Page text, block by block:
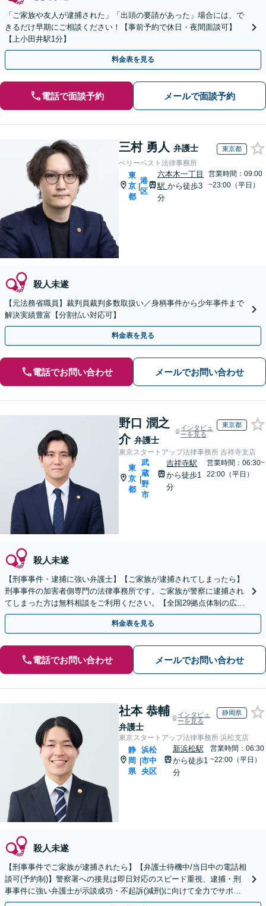
「ご家族や友人が逮捕された」「出頭の要請があった」場合には、で
きるだけ早期にご相談ください！【事前予約で休日・夜間面談可】
【上小田井駅1分】
料金表を見る
電話で面談予約 メールで面談予約
三村 勇人 弁護士 東京都
ベリーベスト法律事務所
東
京
都
|
港
区
六本木一丁目
駅 から徒歩3
分
営業時間：09:00
~23:00（平日）
殺人未遂
【元法務省職員】裁判員裁判多数取扱い／身柄事件から少年事件まで
解決実績豊富【分割払い対応可】
料金表を見る
電話でお問い合わせ メールでお問い合わせ
野口 潤之
介 弁護士
インタビュ
ーを見る
東京都
東京スタートアップ法律事務所 吉祥寺支店
東
京
都
|
武
蔵
野
市
吉祥寺駅
から徒歩1
分
営業時間：06:30~
22:00（平日）
殺人未遂
【刑事事件・逮捕に強い弁護士】【ご家族が逮捕されてしまったら】
刑事事件の加害者側専門の法律事務所です。ご家族が警察に逮捕され
てしまった方は無料相談をご利用ください。【全国29拠点体制の広域
対応】【弁護士待機中/当日中の電話相談可(予約制)】
料金表を見る
電話でお問い合わせ メールでお問い合わせ
社本 恭輔
弁護士
インタビュ
ーを見る
静岡県
東京スタートアップ法律事務所 浜松支店
静
岡
県
|
浜松
市中
央区
新浜松駅
から徒歩1
分
営業時間：06:30
~22:00（平日）
殺人未遂
【刑事事件でご家族が逮捕されたら】【弁護士待機中/当日中の電話相
談可(予約制)】警察署への接見は即日対応のスピード重視、逮捕・刑
事事件に強い弁護士が示談成功・不起訴(減刑)に向けて全力でサポー
トします。【加害者側の相談専門】